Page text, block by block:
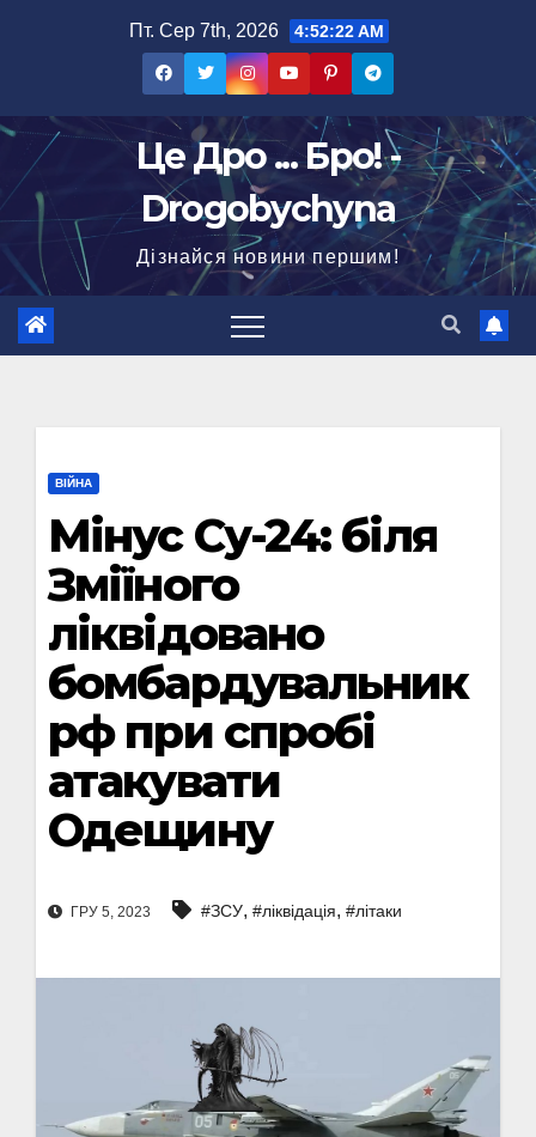
Пт. Сер 7th, 2026 4:52:23 AM
Це Дро ... Бро! -
Drogobychyna
Дізнайся новини першим!
ВІЙНА
Мінус Су-24: біля
Зміїного
ліквідовано
бомбардувальник
рф при спробі
атакувати
Одещину
ГРУ 5, 2023 #ЗСУ, #ліквідація, #літаки